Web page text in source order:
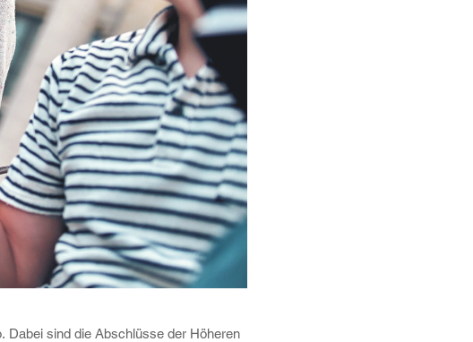
Dabei sind die Abschlüsse der Höheren